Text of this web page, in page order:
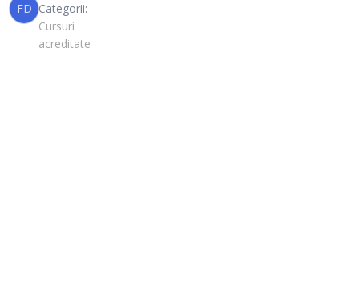
FD Categorii:
Cursuri
acreditate